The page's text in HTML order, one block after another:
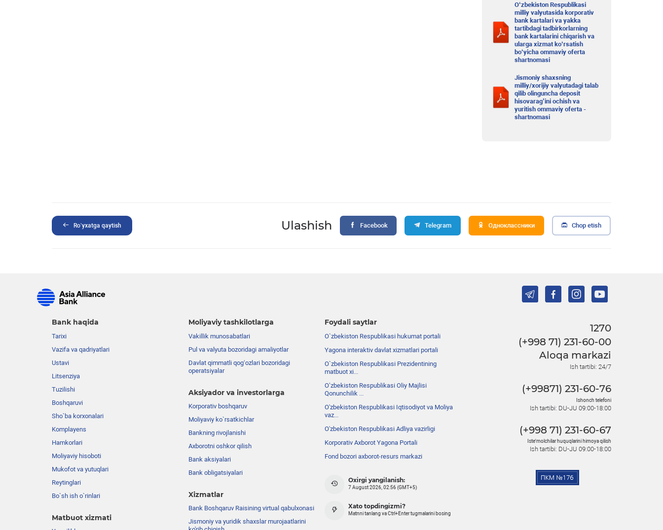
O‘zbekiston Respublikasi
milliy valyutasida korporativ
bank kartalari va yakka
tartibdagi tadbirkorlarning
bank kartalarini chiqarish va
ularga xizmat ko‘rsatish
bo‘yicha ommaviy oferta
shartnomasi
Jismoniy shaxsning
milliy/xorijiy valyutadagi talab
qilib olinguncha deposit
hisovarag’ini ochish va
yuritish ommaviy oferta -
shartnomasi
Ro’yxatga qaytish Ulashish Facebook Telegram Одноклассники Chop etish
Bank haqida
Tarixi
Vazifa va qadriyatlari
Ustavi
Litsenziya
Tuzilishi
Boshqaruvi
Sho`ba korxonalari
Komplayens
Hamkorlari
Moliyaviy hisoboti
Mukofot va yutuqlari
Reytinglari
Bo`sh ish o`rinlari
Matbuot xizmati
Moliyaviy tashkilotlarga
Vakillik munosabatlari
Pul va valyuta bozoridagi amaliyotlar
Davlat qimmatli qog‘ozlari bozoridagi
operatsiyalar
Aksiyador va investorlarga
Korporativ boshqaruv
Moliyaviy ko`rsatkichlar
Bankning rivojlanishi
Axborotni oshkor qilish
Bank aksiyalari
Bank obligatsiyalari
Xizmatlar
Bank Boshqaruv Raisining virtual qabulxonasi
Jismoniy va yuridik shaxslar murojaatlarini
Foydali saytlar
O`zbekiston Respublikasi hukumat portali
Yagona interaktiv davlat xizmatlari portali
O`zbekiston Respublikasi Prezidentining
matbuot xi...
Oʼzbekiston Respublikasi Oliy Majlisi
Qonunchilik ...
O'zbekiston Respublikasi Iqtisodiyot va Moliya
vaz...
O'zbekiston Respublikasi Adliya vazirligi
Korporativ Axborot Yagona Portali
Fond bozori axborot-resurs markazi
Oxirgi yangilanish:
7 August 2026, 02:56 (GMT+5)
Xato topdingizmi?
Matnni tanlang va Ctrl+Enter tugmalarini bosing
1270
(+998 71) 231-60-00
Aloqa markazi
Ish tartibi: 24/7
(+99871) 231-60-76
Ishonch telefoni
Ish tartibi: DU-JU 09:00-18:00
(+998 71) 231-60-67
Iste'molchilar huquqlarini himoya qilish
Ish tartibi: DU-JU 09:00-18:00